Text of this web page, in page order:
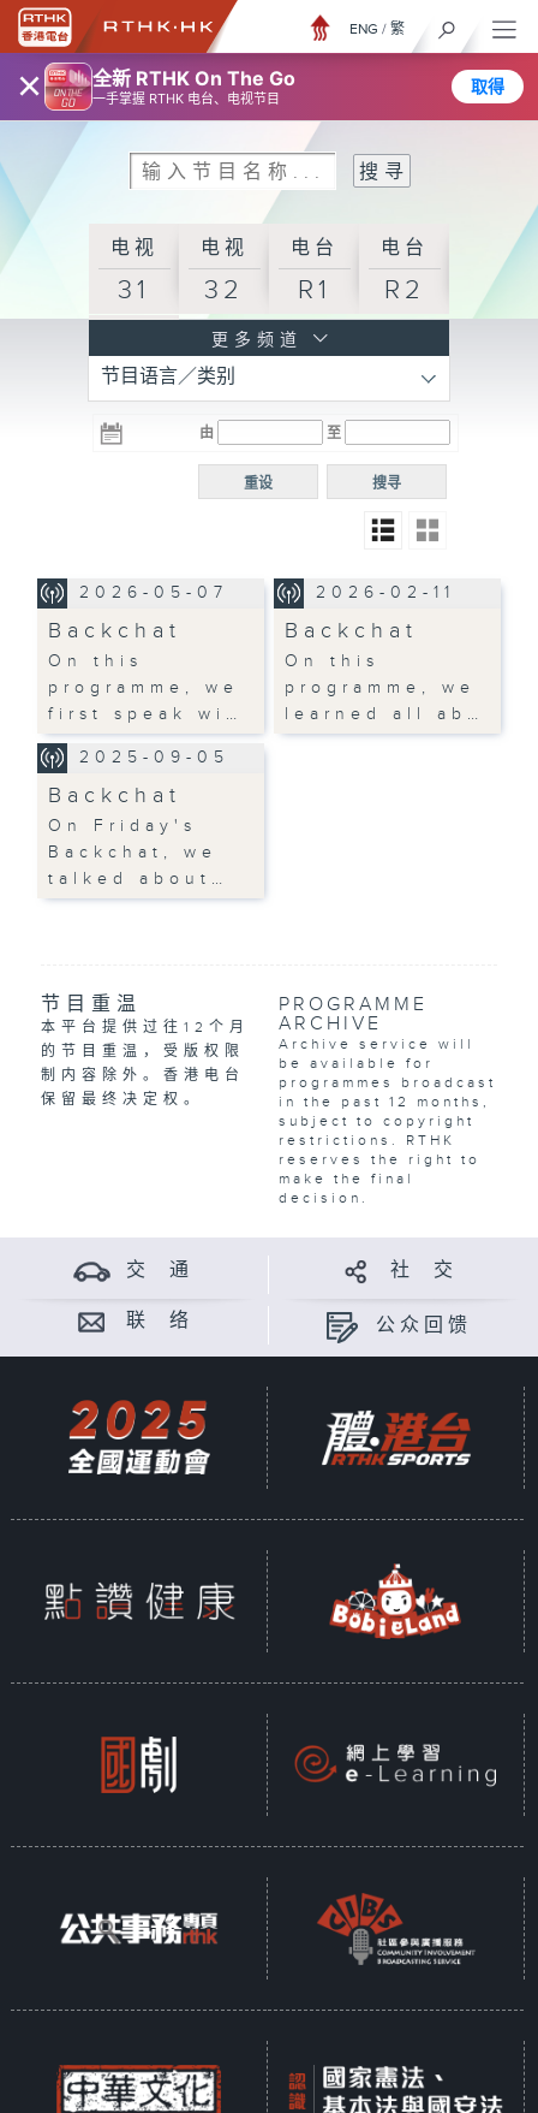
× 全新 RTHK On The Go
一手掌握 RTHK 电台、电视节目
取得
ENG / 繁
电视
31
电视
32
电台
R1
电台
R2
R3
电台 电台
R5
电台
普通
更多频道
节目语言／类别
由 至
搜寻
重设
2026-05-07
Backchat
On this
programme, we
first speak wi…
2026-02-11
Backchat
On this
programme, we
learned all ab…
2025-09-05
Backchat
On Friday's
Backchat, we
talked about…
节目重温
本平台提供过往12个月
的节目重温，受版权限
制内容除外。香港电台
保留最终决定权。
PROGRAMME
ARCHIVE
Archive service will
be available for
programmes broadcast
in the past 12 months,
subject to copyright
restrictions. RTHK
reserves the right to
make the final
decision.
交 通 社 交
联 络 公众回馈